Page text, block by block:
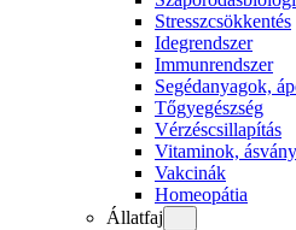
Stresszcsökkentés
Idegrendszer
Immunrendszer
Segédanyagok,
Tőgyegészség
Vérzéscsillapítás
Vitaminok,
Vakcinák
Homeopátia
Állatfaj